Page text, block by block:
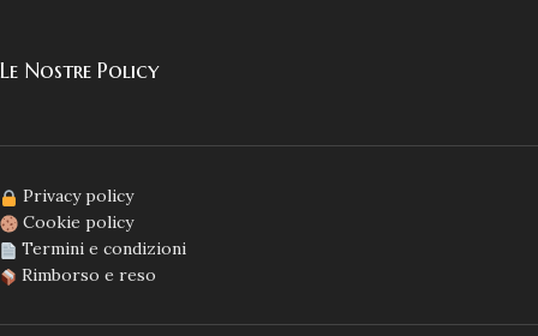
Le Nostre Policy
Privacy policy
Cookie policy
Termini e condizioni
Rimborso e reso